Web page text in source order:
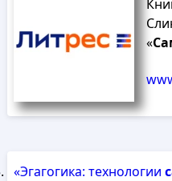
«
«Эгагогика: технологии